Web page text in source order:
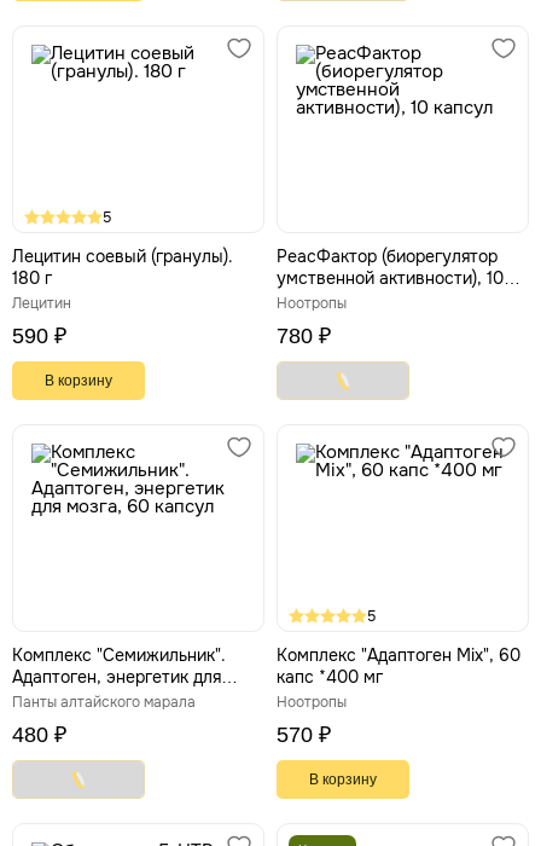
5
Лецитин соевый (гранулы).
180 г
Лецитин
590 ₽
В корзину
РеасФактор (биорегулятор
умственной активности), 10
капсул
Ноотропы
780 ₽
Комплекс "Семижильник".
Адаптоген, энергетик для
мозга, 60 капсул
Панты алтайского марала
480 ₽
5
Комплекс "Адаптоген Mix", 60
капс *400 мг
Ноотропы
570 ₽
В корзину